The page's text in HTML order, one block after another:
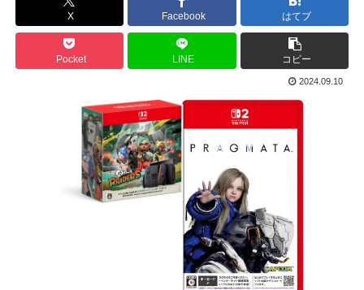
X Facebook はてブ
Pocket LINE コピー
2024.09.10